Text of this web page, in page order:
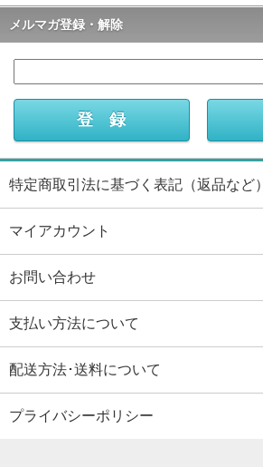
メルマガ登録・解除
特定商取引法に基づく表記（返品など）
マイアカウント
お問い合わせ
支払い方法について
配送方法･送料について
プライバシーポリシー